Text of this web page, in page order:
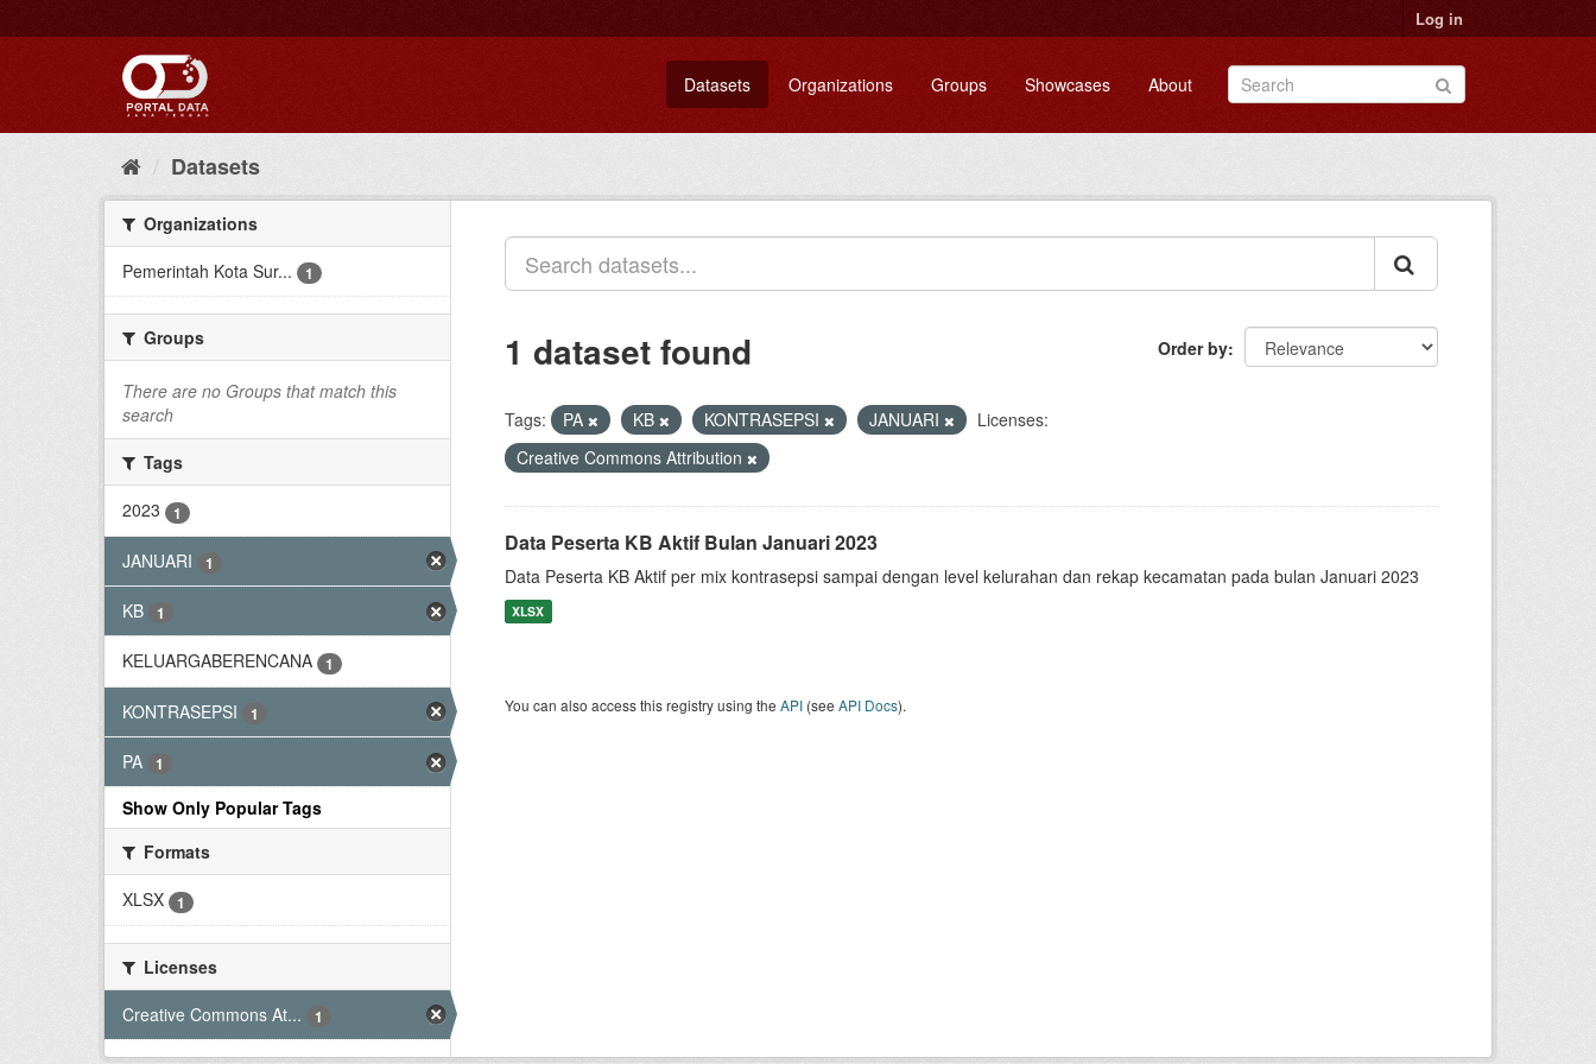
to
Log in
Datasets Organizations Groups Showcases About
Datasets
Organizations
Pemerintah Kota Sur...
1
Groups
There are no Groups that match this
search
Tags
2023
1
JANUARI 1
KB 1
KELUARGABERENCANA 1
KONTRASEPSI 1
PA 1
Show Only Popular Tags
Formats
XLSX
1
Licenses
Creative Commons At...
1
Order by
1 dataset found
Tags: PA KB KONTRASEPSI JANUARI
Licenses:
Creative Commons Attribution
Data Peserta KB Aktif Bulan Januari 2023
Data Peserta KB Aktif per mix kontrasepsi sampai dengan level kelurahan dan rekap kecamatan pada bulan Januari 2023
XLSX
You can also access this registry using the API (see API Docs).